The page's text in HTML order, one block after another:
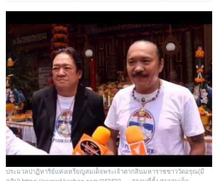
ประมวลปาฏิหาริย์แห่งเหรียญสมเด็จพระเจ้าตากสินมหาราชชาววัดอรุณ(มี